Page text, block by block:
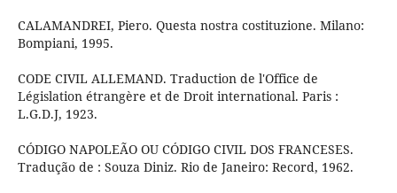
CALAMANDREI, Piero. Questa nostra costituzione. Milano:
Bompiani, 1995.
CODE CIVIL ALLEMAND. Traduction de l'Office de
Législation étrangère et de Droit international. Paris :
L.G.D.J, 1923.
CÓDIGO NAPOLEÃO OU CÓDIGO CIVIL DOS FRANCESES.
Tradução de : Souza Diniz. Rio de Janeiro: Record, 1962.